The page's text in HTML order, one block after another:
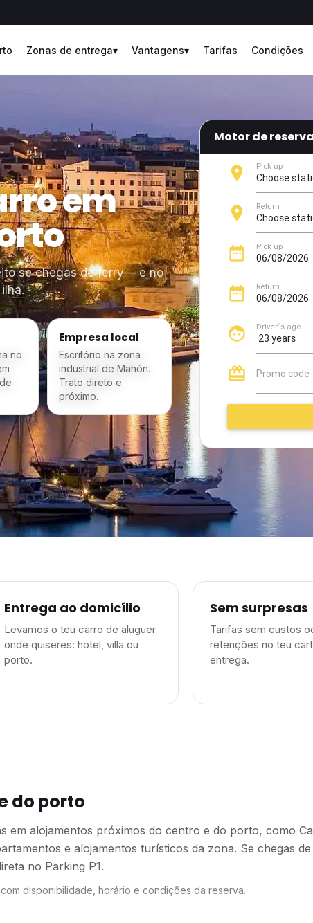
Zonas de entrega▾ Vantagens▾ Tarifas Condições
em
se chegas de ferry— e no
no
Empresa local
Escritório na zona
industrial de Mahón.
Trato direto e
próximo.
Motor de
Entrega ao domicílio
Levamos o teu carro de aluguer
onde quiseres: hotel, villa ou
porto.
Sem surpresas
Tarifas sem custos
retenções no teu
entrega.
do porto
em alojamentos próximos do centro e do porto, como
e alojamentos turísticos da zona. Se chegas
no Parking P1.
disponibilidade, horário e condições da reserva.